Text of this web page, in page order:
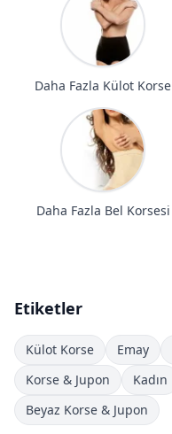
Daha Fazla Külot Korse
Daha Fazla Bel Korsesi
Etiketler
Külot Korse Emay
Korse & Jupon
Kadın
Beyaz Korse & Jupon